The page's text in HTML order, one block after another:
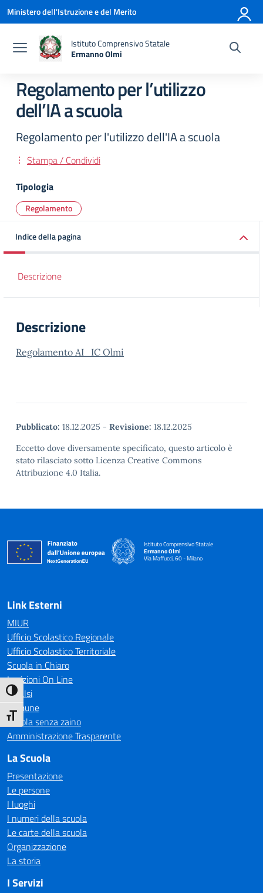
Attiva/disattiva alto contrasto
Attiva/disattiva dimensione testo
Vai ai contenuti
Vai al menu di navigazione
Vai al footer
Ministero dell'Istruzione e del Merito
Istituto Comprensivo Statale
Ermanno Olmi
Regolamento per l’utilizzo
dell’IA a scuola
Regolamento per l'utilizzo dell'IA a scuola
Stampa / Condividi
Tipologia
Regolamento
Indice della pagina
Descrizione
Descrizione
Regolamento AI_IC Olmi
Pubblicato: 18.12.2025 - Revisione: 18.12.2025
Eccetto dove diversamente specificato, questo articolo è
stato rilasciato sotto Licenza Creative Commons
Attribuzione 4.0 Italia.
Istituto Comprensivo Statale
Ermanno Olmi
Via Maffucci, 60 - Milano
— Visita la pagina iniziale della scuola
Link Esterni
MIUR
Ufficio Scolastico Regionale
Ufficio Scolastico Territoriale
Scuola in Chiaro
Iscrizioni On Line
Invalsi
Comune
Scuola senza zaino
Amministrazione Trasparente
La Scuola
Presentazione
Le persone
I luoghi
I numeri della scuola
Le carte della scuola
Organizzazione
La storia
I Servizi